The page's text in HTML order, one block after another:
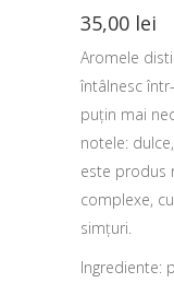
35,00 lei
Aromele
întâlnesc
puțin mai
notele:
este produs
complexe,
simțuri.
Ingrediente: